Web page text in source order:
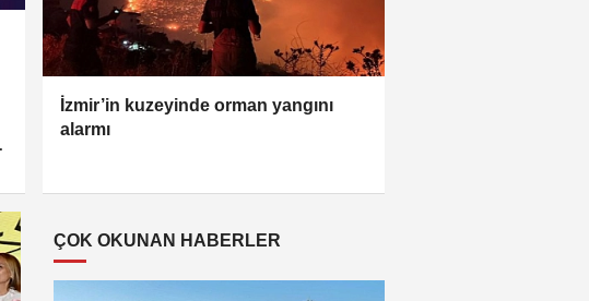
İzmir’in kuzeyinde orman yangını
alarmı
ÇOK OKUNAN HABERLER